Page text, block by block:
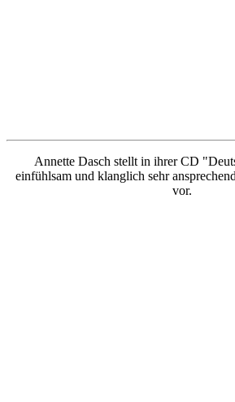
Annette Dasch stellt in ihrer CD
einfühlsam und klanglich sehr
vor.